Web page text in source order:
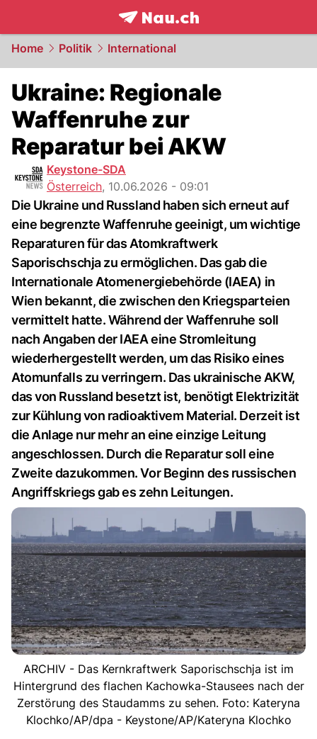
frontpage.NAU.ch
Home Politik International
Ukraine: Regionale
Waffenruhe zur
Reparatur bei AKW
Keystone-SDA
Österreich, 10.06.2026 - 09:01
Die Ukraine und Russland haben sich erneut auf
eine begrenzte Waffenruhe geeinigt, um wichtige
Reparaturen für das Atomkraftwerk
Saporischschja zu ermöglichen. Das gab die
Internationale Atomenergiebehörde (IAEA) in
Wien bekannt, die zwischen den Kriegsparteien
vermittelt hatte. Während der Waffenruhe soll
nach Angaben der IAEA eine Stromleitung
wiederhergestellt werden, um das Risiko eines
Atomunfalls zu verringern. Das ukrainische AKW,
das von Russland besetzt ist, benötigt Elektrizität
zur Kühlung von radioaktivem Material. Derzeit ist
die Anlage nur mehr an eine einzige Leitung
angeschlossen. Durch die Reparatur soll eine
Zweite dazukommen. Vor Beginn des russischen
Angriffskriegs gab es zehn Leitungen.
ARCHIV - Das Kernkraftwerk Saporischschja ist im
Hintergrund des flachen Kachowka-Stausees nach der
Zerstörung des Staudamms zu sehen. Foto: Kateryna
Klochko/AP/dpa - Keystone/AP/Kateryna Klochko